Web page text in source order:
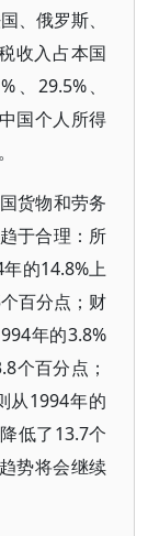
、俄罗斯、
收入占本国
29.5%、
国个人所得
货物和劳务
于合理：所
的14.8%上
百分点；财
年的3.8%
个百分点；
从1994年的
低了13.7个
势将会继续